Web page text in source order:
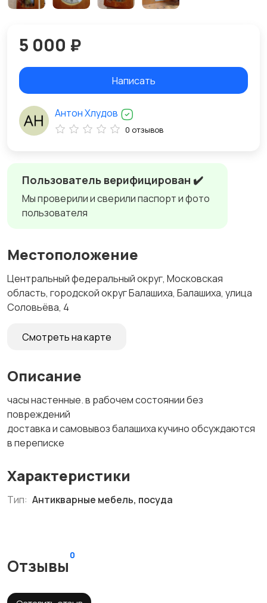
Пользователь верифицирован ✔️
Мы проверили и сверили паспорт и фото
пользователя
Местоположение
Центральный федеральный округ, Московская
область, городской округ Балашиха, Балашиха, улица
Соловьёва, 4
Смотреть на карте
Описание
часы настенные. в рабочем состоянии без
повреждений
доставка и самовывоз балашиха кучино обсуждаются
в переписке
Характеристики
Тип: Антикварные мебель, посуда
Отзывы
0
5 000 ₽
Написать
Антон Хлудов
0 отзывов